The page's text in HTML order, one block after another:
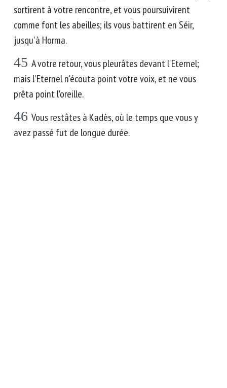
sortirent à votre rencontre, et vous poursuivirent
comme font les abeilles; ils vous battirent en Séir,
jusqu'à Horma.
45 A votre retour, vous pleurâtes devant l'Eternel;
mais l'Eternel n'écouta point votre voix, et ne vous
prêta point l'oreille.
46 Vous restâtes à Kadès, où le temps que vous y
avez passé fut de longue durée.